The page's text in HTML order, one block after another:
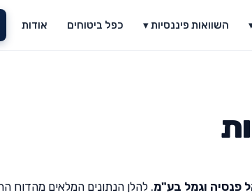
השוואות פיננסיות ▾ כפל ביטוחים אודות
פנסיה וגמל בע"מ. להלן הנתונים המלאים מהדוח